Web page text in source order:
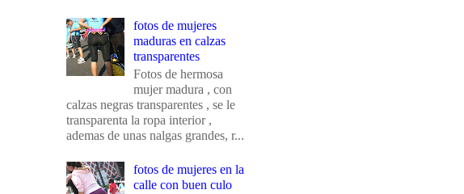
fotos de mujeres
maduras en calzas
transparentes
Fotos de hermosa
mujer madura , con
calzas negras transparentes , se le
transparenta la ropa interior ,
ademas de unas nalgas grandes, r...
fotos de mujeres en la
calle con buen culo